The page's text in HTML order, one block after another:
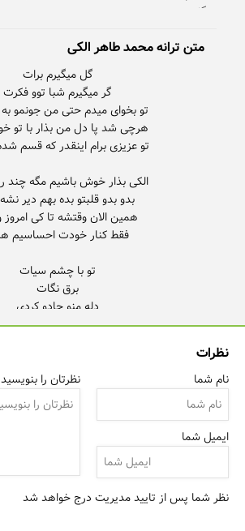
متن ترانه محمد طاهر الکی
خندیدنات
نظرات
نام شما
ایمیل شما
نظرتان را بنویسید
نظر شما پس از تایید مدیریت درج خواهد شد